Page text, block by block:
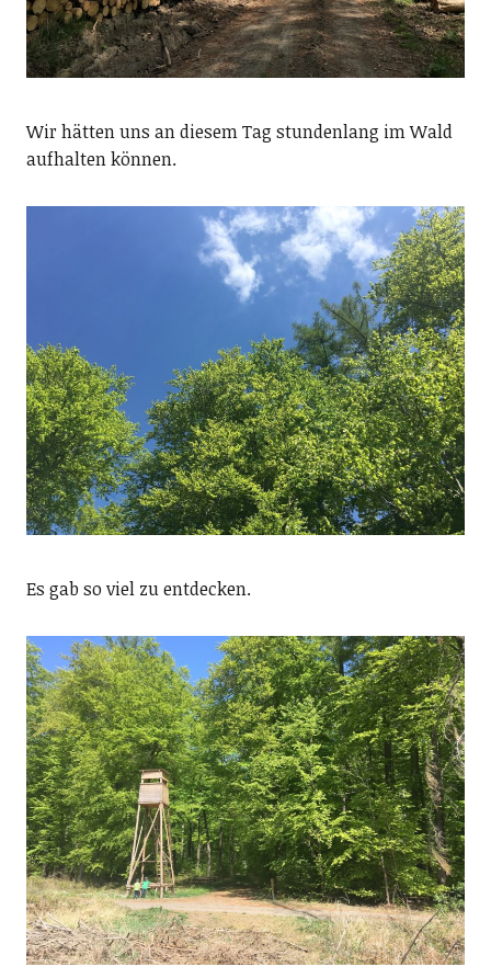
Wir hätten uns an diesem Tag stundenlang im Wald
aufhalten können.
Es gab so viel zu entdecken.